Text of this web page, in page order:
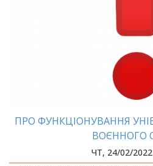
ПРО ФУНКЦІОНУВАННЯ
ВОЄННОГО
ЧТ, 24/02/